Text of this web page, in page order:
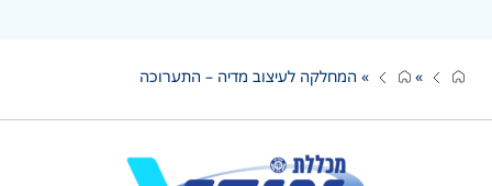
»
» המחלקה לעיצוב מדיה – התערוכה